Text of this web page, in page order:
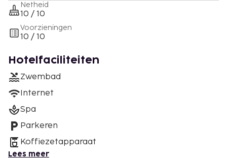
Netheid
10 / 10
Voorzieningen
10 / 10
Hotelfaciliteiten
Zwembad
Internet
Spa
Parkeren
Koffiezetapparaat
Lees meer